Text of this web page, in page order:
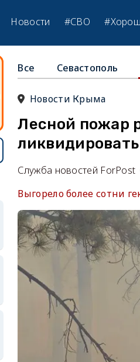
Новости #СВО
Все Севастополь
Новости Крыма
Лесной пожар
Служба новостей ForPost
Выгорело более сотни